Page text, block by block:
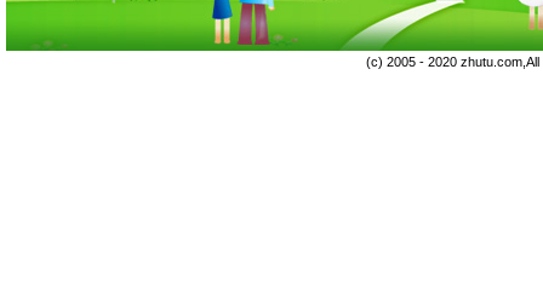
(c) 2005 - 2020